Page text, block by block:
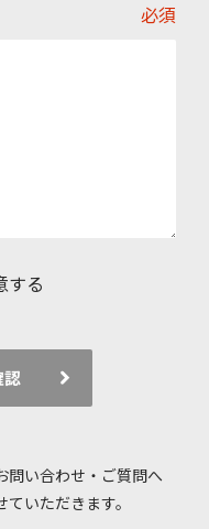
必須
する
問い合わせ・ご質問へ
いただきます。